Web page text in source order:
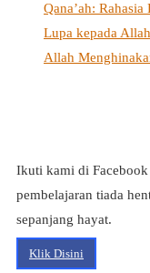
Qana’ah:
Lupa kepada
Allah
Ikuti kami di
pembelajaran tiada
sepanjang hayat.
Klik Disini